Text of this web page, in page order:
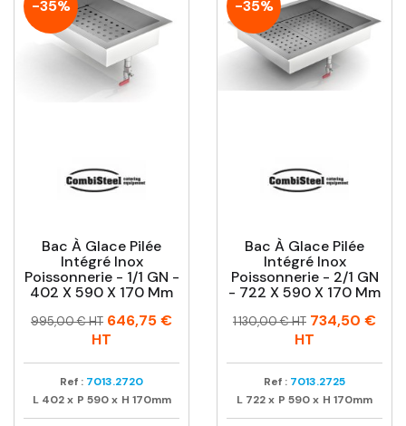
-35%
Bac À Glace Pilée
Intégré Inox
Poissonnerie - 1/1 GN -
402 X 590 X 170 Mm
Prix
Prix
995,00 € HT 646,75 €
HT
Ref : 7013.2720
L 402 x P 590 x H 170mm
-35%
Bac À Glace Pilée
Intégré Inox
Poissonnerie - 2/1 GN
- 722 X 590 X 170 Mm
Prix
Prix
1 130,00 € HT 734,50 €
HT
Ref : 7013.2725
L 722x P 590x H 170mm